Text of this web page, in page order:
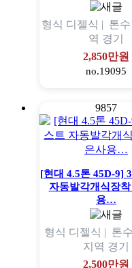
형식 디젤식 | 톤수
역 경기
2,850만원
no.19095
9857
[현대 4.5톤 45D-9]
자동발각개식장
용…
형식 디젤식 | 톤수
지역 경기
2,500만원